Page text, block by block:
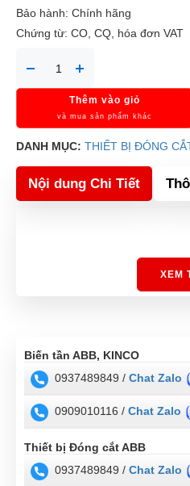
Bảo hành: Chính hãng
Chứng từ: CO, CQ, hóa đơn VAT
Thêm vào giỏ
và mua sản phẩm khác
DANH MỤC: THIẾT BỊ ĐÓNG
Nội dung Chi Tiết
XEM
Biến tần ABB, KINCO
0937489849 / Chat Zalo
0909010116 / Chat Zalo
Thiết bị Đóng cắt ABB
0937489849 / Chat Zalo